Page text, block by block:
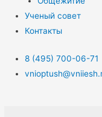
Ученый совет
Контакты
8 (495) 700-06-71